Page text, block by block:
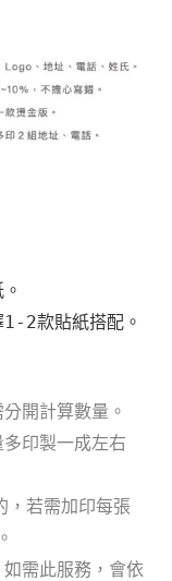
1-2款貼紙搭配。
開計算數量。
印製一成左右
，若需加印每張
需此服務，會依